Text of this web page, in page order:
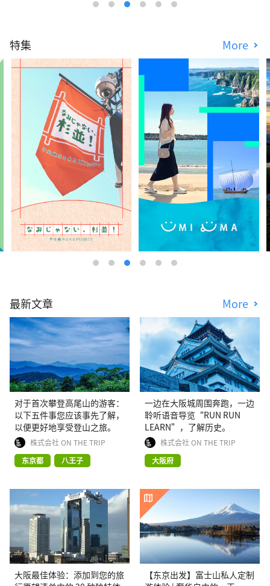
特集 More
最新文章 More
对于首次攀登高尾山的游客：
以下五件事您应该事先了解，
以便更好地享受登山之旅。
株式会社 ON THE TRIP
东京都
八王子
一边在大阪城周围奔跑，一边
聆听语音导览“RUN RUN
LEARN”，了解历史。
株式会社 ON THE TRIP
大阪府
大阪最佳体验：添加到您的旅
【东京出发】富士山私人定制